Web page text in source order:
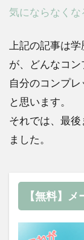
気にならなくな
上記の記事は
が、どんなコン
自分のコンプ
と思います。
それでは、最
ました。
【無料】